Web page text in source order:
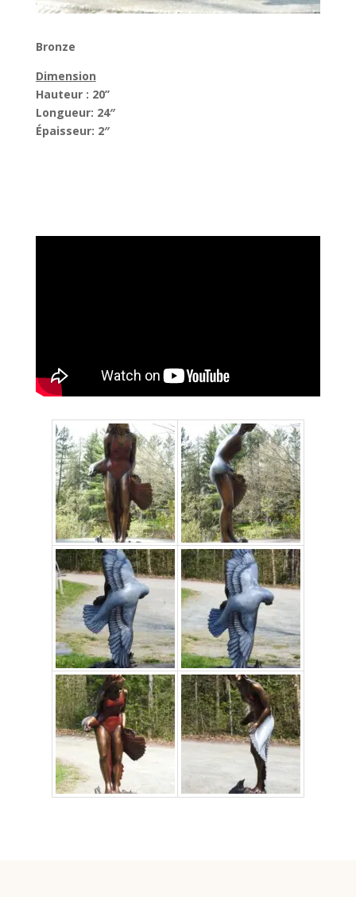
Bronze
Dimension
Hauteur : 20’’
Longueur: 24″
Épaisseur: 2″